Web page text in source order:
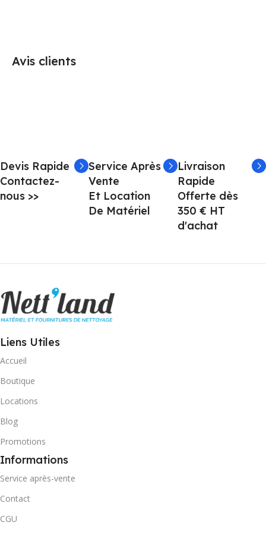
Avis clients
Devis Rapide
Contactez-
nous >>
Service Après
Vente
Et Location
De Matériel
Livraison
Rapide
Offerte dès
350 € HT
d'achat
Liens Utiles
Accueil
Boutique
Locations
Blog
Promotions
Informations
Service après-vente
Contact
CGU